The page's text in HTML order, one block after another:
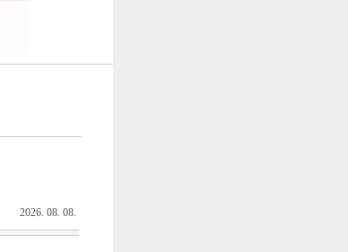
2026. 08. 08.